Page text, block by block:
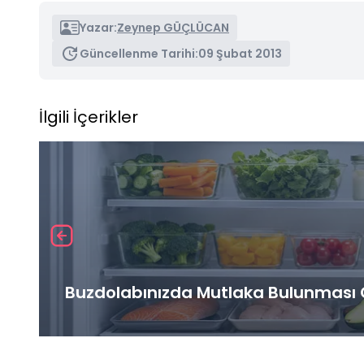
Yazar:Zeynep GÜÇLÜCAN
Güncellenme Tarihi:09 Şubat 2013
İlgili İçerikler
Buzdolabınızda Mutlaka Bulunması